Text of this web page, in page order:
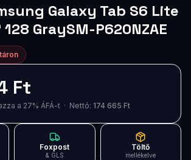
Galaxy Tab S6 Lite
GraySM-P620NZAE
Ft
a 27% ÁFÁ-t · Nettó: 174 665 Ft
Foxpost
& GLS
Töltő
mellékelve